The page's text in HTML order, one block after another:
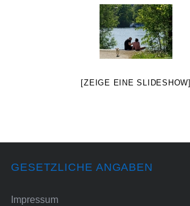
[ZEIGE EINE SLIDESHOW]
GESETZLICHE ANGABEN
Impressum